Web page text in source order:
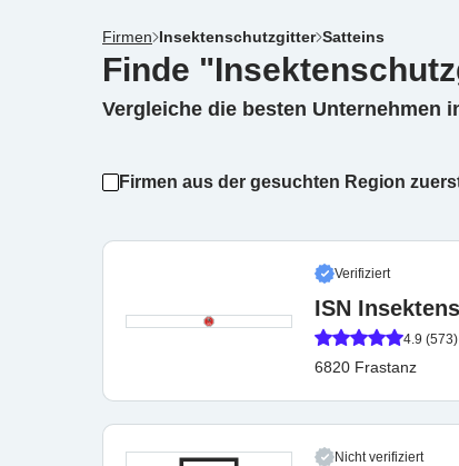
Firmen Insektenschutzgitter Satteins
Finde
Vergleiche die besten Unternehmen
Firmen aus der gesuchten Region
Verifiziert
ISN
4.9 (573)
6820 Frastanz
Nicht verifiziert